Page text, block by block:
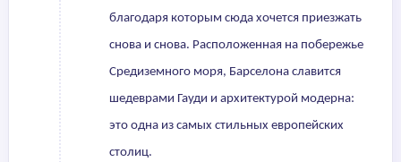
благодаря которым сюда хочется приезжать
снова и снова. Расположенная на побережье
Средиземного моря, Барселона славится
шедеврами Гауди и архитектурой модерна:
это одна из самых стильных европейских
столиц.